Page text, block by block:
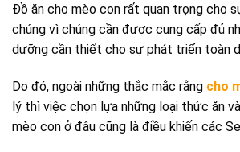
Đồ ăn cho mèo con rất quan trọng cho
chúng vì chúng cần được cung cấp đủ
dưỡng cần thiết cho sự phát triển toàn
Do đó, ngoài những thắc mắc rằng cho
lý thì việc chọn lựa những loại thức ăn
mèo con ở đâu cũng là điều khiến các